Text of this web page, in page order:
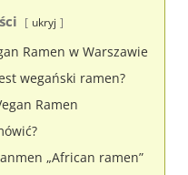
ukryj
Ramen w Warszawie
wegański ramen?
Ramen
„African ramen”